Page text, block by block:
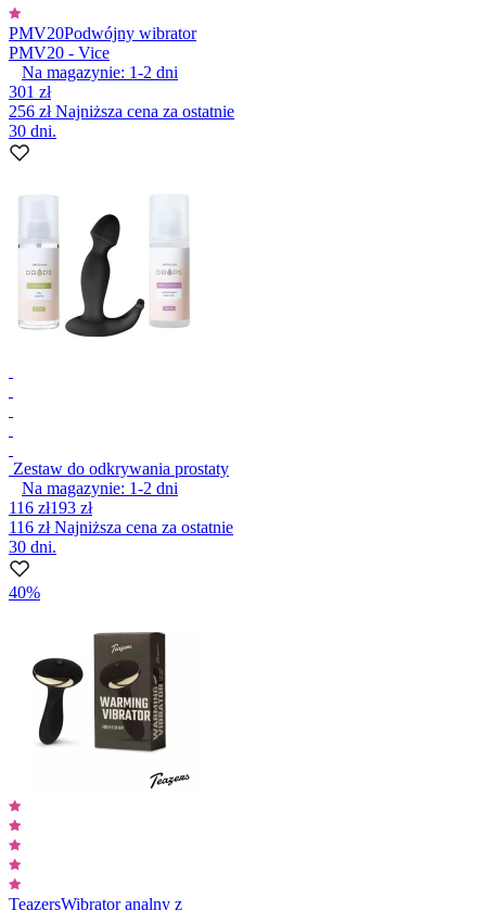
PMV20Podwójny wibrator
PMV20 - Vice
Na magazynie: 1-2 dni
301 zł
256 złNajniższa cena za ostatnie
30 dni.
Zestaw do odkrywania prostaty
Na magazynie: 1-2 dni
116 zł193 zł
116 złNajniższa cena za ostatnie
30 dni.
40%
TeazersWibrator analny z